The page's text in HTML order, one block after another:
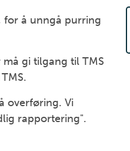
for å unngå purring
gi tilgang til TMS
overføring. Vi
rapportering".